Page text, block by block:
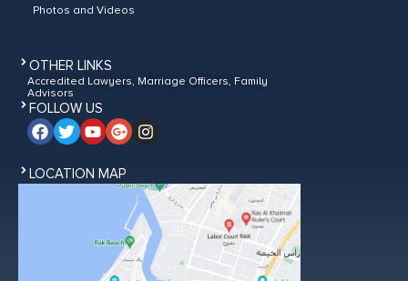
Photos and Videos
OTHER LINKS
Accredited Lawyers, Marriage Officers, Family
Advisors
FOLLOW US
LOCATION MAP